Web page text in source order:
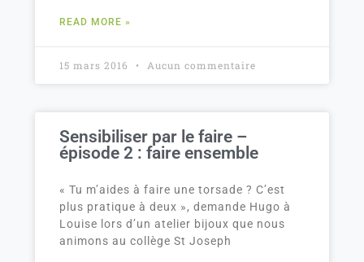
READ MORE »
15 mars 2016 Aucun commentaire
Sensibiliser par le faire –
épisode 2 : faire ensemble
« Tu m’aides à faire une torsade ? C’est
plus pratique à deux », demande Hugo à
Louise lors d’un atelier bijoux que nous
animons au collège St Joseph